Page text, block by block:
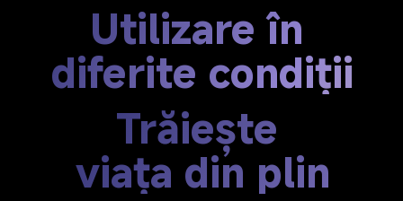
Utilizare în
diferite condiții
Trăiește
viața din plin